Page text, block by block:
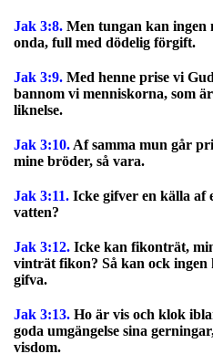
Jak 3:8. Men tungan kan ingen
onda, full med dödelig förgift.
Jak 3:9. Med henne prise vi
bannom vi menniskorna, som
liknelse.
Jak 3:10. Af samma mun går
mine bröder, så vara.
Jak 3:11. Icke gifver en källa af
vatten?
Jak 3:12. Icke kan fikonträt,
vinträt fikon? Så kan ock ingen
gifva.
Jak 3:13. Ho är vis och klok
goda umgängelse sina
visdom.